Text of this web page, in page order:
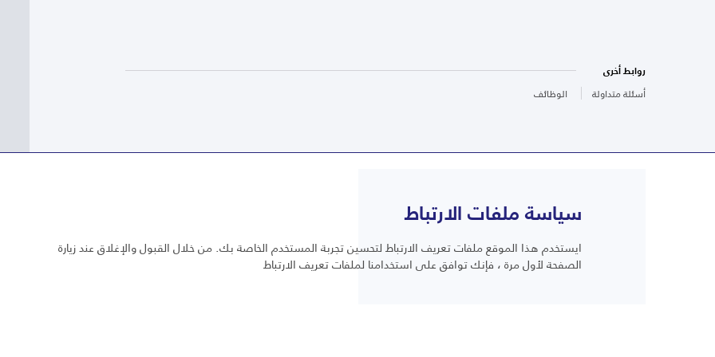
روابط أخرى
أسئلة متداولة
الوظائف
أسئلة متداولة
سياسة ملفات الارتباط
ايستخدم هذا الموقع ملفات تعريف الارتباط لتحسين تجربة المستخدم الخاصة بك. من خلال القبول والإغلاق عند زيارة
الصفحة لأول مرة ، فإنك توافق على استخدامنا لملفات تعريف الارتباط